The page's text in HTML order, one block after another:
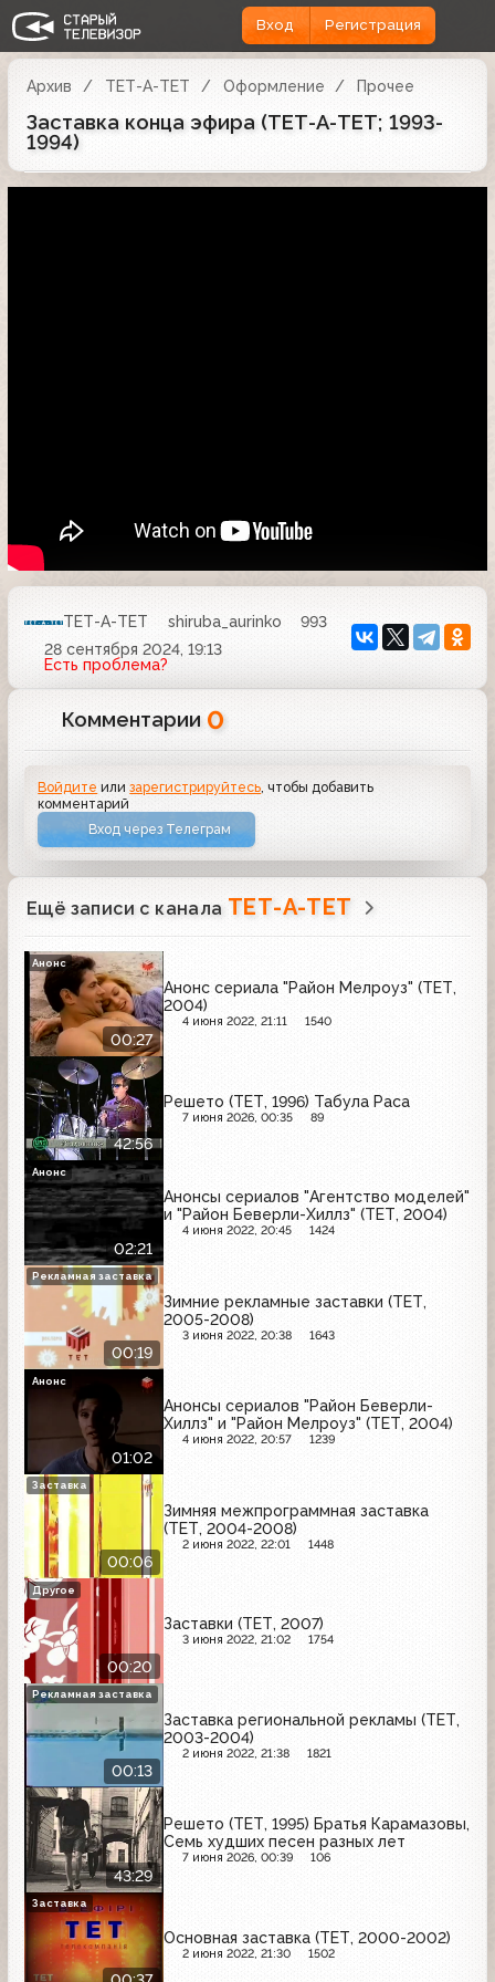
Вход Регистрация
Архив ТЕТ-А-ТЕТ Оформление Прочее
Заставка конца эфира (ТЕТ-А-ТЕТ; 1993-
1994)
ТЕТ-А-ТЕТ shiruba_aurinko
993
28 сентября 2024, 19:13
Есть проблема?
Комментарии 0
Войдите илизарегистрируйтесь , чтобы добавить
комментарий
Вход через Телеграм
Ещё записи с канала ТЕТ-А-ТЕТ
00:27
Анонс сериала "Район Мелроуз" (ТЕТ,
2004)
4 июня 2022, 21:11 1540
Анонс
42:56
Решето (ТЕТ, 1996) Табула Раса
7 июня 2026, 00:35 89
02:21
Анонсы сериалов "Агентство моделей"
и "Район Беверли-Хиллз" (ТЕТ, 2004)
4 июня 2022, 20:45 1424
Анонс
00:19
Зимние рекламные заставки (ТЕТ,
2005-2008)
3 июня 2022, 20:38 1643
Рекламная заставка
01:02
Анонсы сериалов "Район Беверли-
Хиллз" и "Район Мелроуз" (ТЕТ, 2004)
4 июня 2022, 20:57 1239
Анонс
00:06
Зимняя межпрограммная заставка
(ТЕТ, 2004-2008)
2 июня 2022, 22:01 1448
Заставка
00:20
Заставки (ТЕТ, 2007)
3 июня 2022, 21:02 1754
Другое
00:13
Заставка региональной рекламы (ТЕТ,
2003-2004)
2 июня 2022, 21:38 1821
Рекламная заставка
43:29
Решето (ТЕТ, 1995) Братья Карамазовы,
Семь худших песен разных лет
7 июня 2026, 00:39 106
Основная заставка (ТЕТ, 2000-2002)
2 июня 2022, 21:30 1502
Заставка